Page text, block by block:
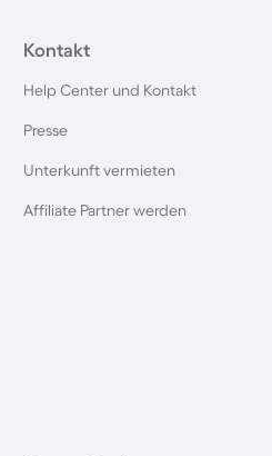
Kontakt
Help Center und Kontakt
Presse
Unterkunft vermieten
Affiliate Partner werden